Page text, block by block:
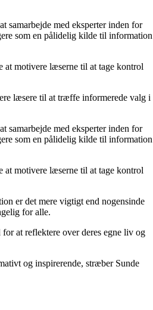
samarbejde med eksperter inden for
som en pålidelig kilde til information
at motivere læserne til at tage kontrol
læsere til at træffe informerede valg i
samarbejde med eksperter inden for
som en pålidelig kilde til information
at motivere læserne til at tage kontrol
er det mere vigtigt end nogensinde
for alle.
at reflektere over deres egne liv og
og inspirerende, stræber Sunde